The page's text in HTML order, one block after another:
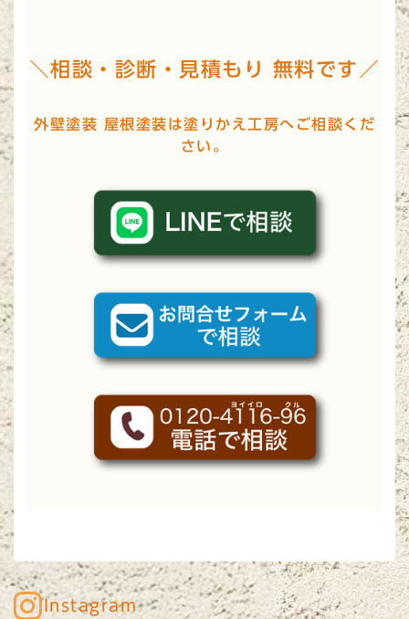
＼相談・診断・見積もり 無料です／
外壁塗装 屋根塗装は塗りかえ工房へご相談くだ
さい。
Instagram